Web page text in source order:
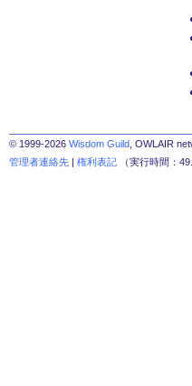
© 1999-2026 Wisdom Guild , OWLAIR
管理者連絡先 | 権利表記 （実行時間：